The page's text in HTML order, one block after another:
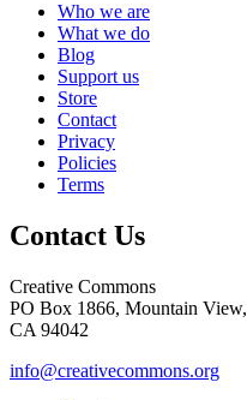
Who we are
What we do
Blog
Support us
Store
Contact
Privacy
Policies
Terms
Contact Us
Creative Commons
PO Box 1866, Mountain View,
CA 94042
info@creativecommons.org